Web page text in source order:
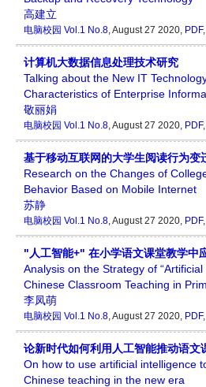
高建立
电脑校园 Vol.1 No.8, August 27 2020, PDF
计算机大数据信息处理技术研究
Talking about the New IT
Characteristics of Enterprise
敬丽娟
电脑校园 Vol.1 No.8, August 27 2020, PDF
基于移动互联网的大学生阅读行为变
Research on the Changes of
Behavior Based on Mobile Internet
苏静
电脑校园 Vol.1 No.8, August 27 2020, PDF
"人工智能+" 在小学语文课堂教学中
Analysis on the Strategy of
Chinese Classroom Teaching in
李凤萌
电脑校园 Vol.1 No.8, August 27 2020, PDF
论新时代如何利用人工智能推动语文
On how to use artificial intelligence
Chinese teaching in the new era